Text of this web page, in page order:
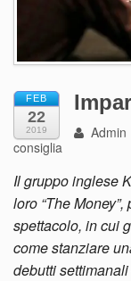
FEB
22
2019 Admin
consiglia
Il gruppo inglese
loro “The
spettacolo, in cui
come stanziare
debutti settimanali